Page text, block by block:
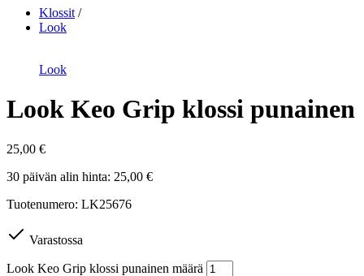
Klossit
Look
Look
Look Keo Grip klossi punainen
25,00 €
30 päivän alin hinta: 25,00 €
Tuotenumero: LK25676
Varastossa
Look Keo Grip klossi punainen määrä